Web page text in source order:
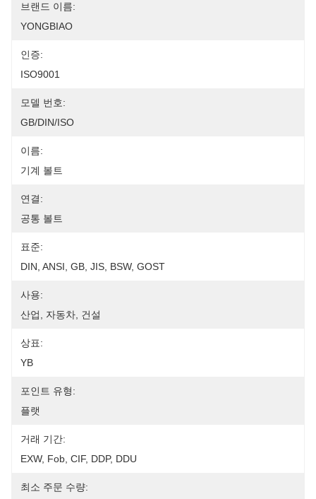
브랜드 이름:
YONGBIAO
인증:
ISO9001
모델 번호:
GB/DIN/ISO
이름:
기계 볼트
연결:
공통 볼트
표준:
DIN, ANSI, GB, JIS, BSW, GOST
사용:
산업, 자동차, 건설
상표:
YB
포인트 유형:
플랫
거래 기간:
EXW, Fob, CIF, DDP, DDU
최소 주문 수량: